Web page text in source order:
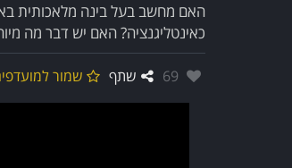
האם מחשב בעל בינה מלאכותית
כאינטליגנציה? האם יש דבר מה
אהבו:
69 שתף שמור